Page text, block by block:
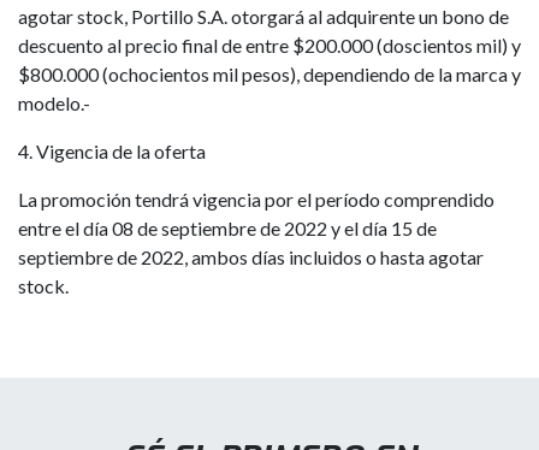
agotar stock, Portillo S.A. otorgará al adquirente un bono de
descuento al precio final de entre $200.000 (doscientos mil) y
$800.000 (ochocientos mil pesos), dependiendo de la marca y
modelo.-
4. Vigencia de la oferta
La promoción tendrá vigencia por el período comprendido
entre el día 08 de septiembre de 2022 y el día 15 de
septiembre de 2022, ambos días incluidos o hasta agotar
stock.